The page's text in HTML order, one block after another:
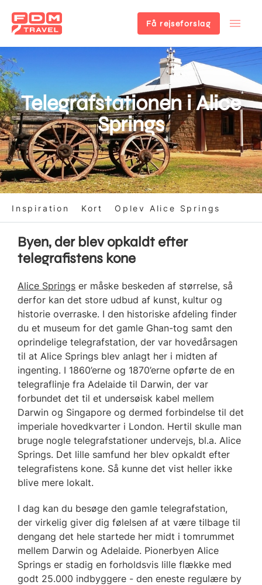
til
hovedindhold
Få rejseforslag
Telegrafstationen i Alice
Springs
Inspiration Kort Oplev Alice Springs
Byen, der blev opkaldt efter
telegrafistens kone
Alice Springs er måske beskeden af størrelse, så
derfor kan det store udbud af kunst, kultur og
historie overraske. I den historiske afdeling finder
du et museum for det gamle Ghan-tog samt den
oprindelige telegrafstation, der var hovedårsagen
til at Alice Springs blev anlagt her i midten af
ingenting. I 1860’erne og 1870’erne opførte de en
telegraflinje fra Adelaide til Darwin, der var
forbundet det til et undersøisk kabel mellem
Darwin og Singapore og dermed forbindelse til det
imperiale hovedkvarter i London. Hertil skulle man
bruge nogle telegrafstationer undervejs, bl.a. Alice
Springs. Det lille samfund her blev opkaldt efter
telegrafistens kone. Så kunne det vist heller ikke
blive mere lokalt.
I dag kan du besøge den gamle telegrafstation,
der virkelig giver dig følelsen af at være tilbage til
dengang det hele startede her midt i tomrummet
mellem Darwin og Adelaide. Pionerbyen Alice
Springs er stadig en forholdsvis lille flække med
godt 25.000 indbyggere - den eneste regulære by